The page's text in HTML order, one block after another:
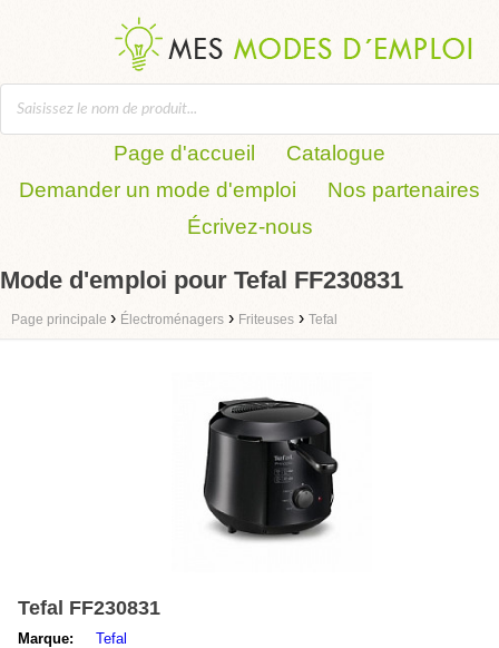
Page d'accueil
Catalogue
Demander un mode d'emploi
Nos partenaires
Écrivez-nous
Mode d'emploi pour Tefal FF230831
Page principale › Électroménagers › Friteuses › Tefal
Tefal FF230831
Marque:
Tefal